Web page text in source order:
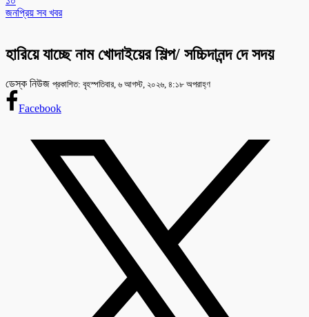
জনপ্রিয় সব খবর
হারিয়ে যাচ্ছে নাম খোদাইয়ের শিল্প/ সচ্চিদানন্দ দে সদয়
ডেস্ক নিউজ প্রকাশিত: বৃহস্পতিবার, ৬ আগস্ট, ২০২৬, ৪:১৮ অপরাহ্ণ
Facebook